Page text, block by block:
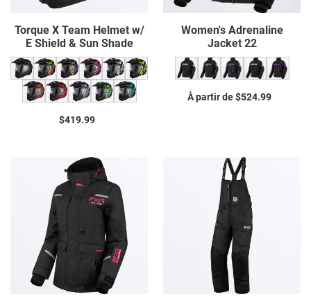
Sun
Torque X Team Helmet w/
E Shield & Sun Shade
Prix
$419.99
Women's Adrenaline
Jacket 22
Prix
À partir de $524.99
Women's
Excursion
Ice
Women's
Excursion
Ice
Pant